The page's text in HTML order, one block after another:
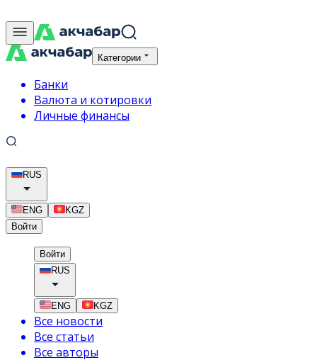
Категории
Банки
Валюта и котировки
Личные финансы
RUS
ENG
KGZ
Войти
Войти
RUS
ENG KGZ
Все новости
Все статьи
Все авторы